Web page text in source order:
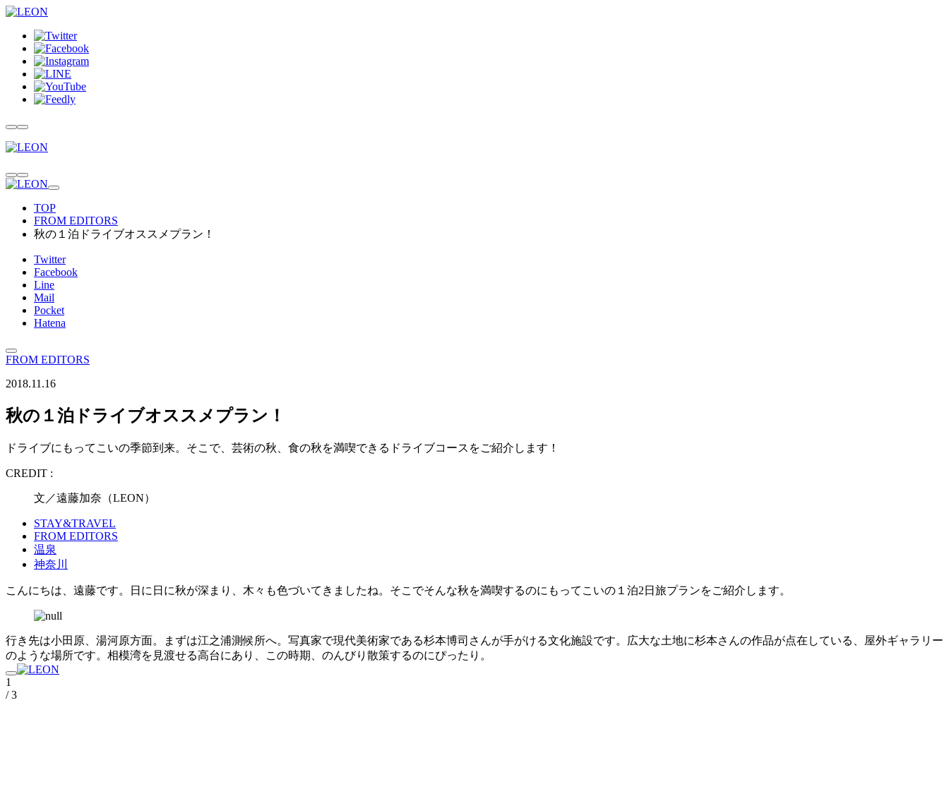
TOP
FROM EDITORS
秋の１泊ドライブオススメプラン！
Twitter
Facebook
Line
Mail
Pocket
Hatena
FROM EDITORS
2018.11.16
秋の１泊ドライブオススメプラン！
ドライブにもってこいの季節到来。そこで、芸術の秋、食の秋を満喫できるドライブコースをご紹介します！
CREDIT :
文／遠藤加奈（LEON）
STAY&TRAVEL
FROM EDITORS
温泉
神奈川
こんにちは、遠藤です。日に日に秋が深まり、木々も色づいてきましたね。そこでそんな秋を満喫するのにもってこいの１泊2日旅プランをご紹介します。
行き先は小田原、湯河原方面。まずは江之浦測候所へ。写真家で現代美術家である杉本博司さんが手がける文化施設です。広大な土地に杉本さんの作品が点在している、屋外ギャラリー
のような場所です。相模湾を見渡せる高台にあり、この時期、のんびり散策するのにぴったり。
1
/ 3